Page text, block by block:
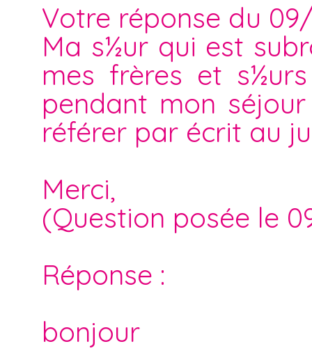
Votre réponse du
Ma s½ur qui est
mes frères et
pendant mon
référer par écrit au
Merci,
(Question posée le
Réponse :
bonjour